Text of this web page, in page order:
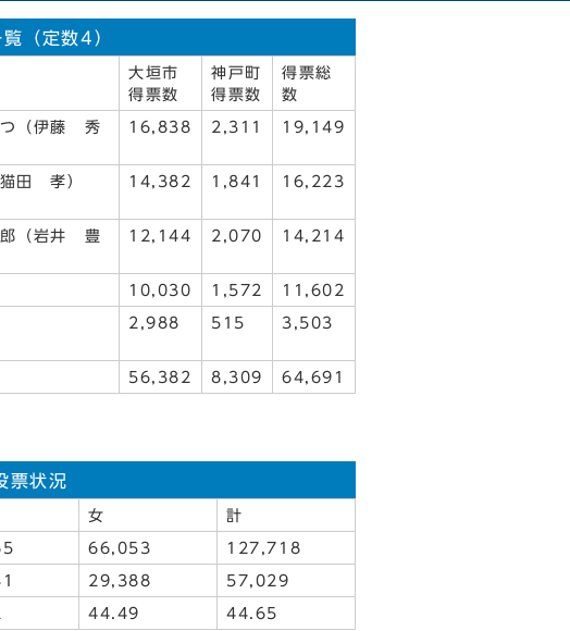
（定数4）
大垣市
得票数
神戸町
得票数
得票総
数
（伊藤 秀
16,838 2,311 19,149
田 孝） 14,382 1,841 16,223
（岩井 豊
12,144 2,070 14,214
10,030 1,572 11,602
2,988 515 3,503
56,382 8,309 64,691
票状況
女 計
66,053 127,718
29,388 57,029
44.49 44.65